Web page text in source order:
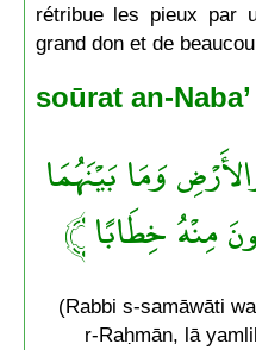
rétribue les pieux par
grand don et de
soūrat an-
وَمَا بَيْنَهُمَا
مِنْهُ خِطَابًا ﴾
(Rabbi s-samāwāti
r-Raḥmān, lā